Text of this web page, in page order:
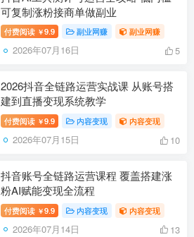
可复制涨粉接商单做副业
付费阅读 ￥9.9 副业网赚 副业网赚
2026年07月16日 5
2026抖音全链路运营实战课 从账号搭
建到直播变现系统教学
付费阅读 ￥9.9 内容变现 内容变现
2026年07月15日 10
抖音账号全链路运营课程 覆盖搭建涨
粉AI赋能变现全流程
付费阅读 ￥9.9 内容变现 内容变现
2026年07月14日 13